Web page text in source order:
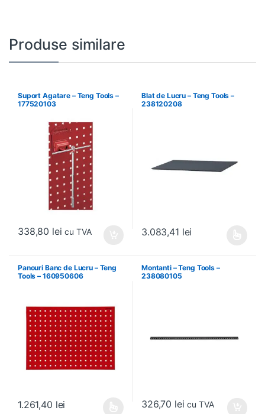
Produse similare
Suport Agatare – Teng Tools –
177520103
338,80 lei cu TVA
Blat de Lucru – Teng Tools –
238120208
3.083,41 lei
Panouri Banc de Lucru – Teng
Tools – 160950606
1.261,40 lei
Montanti – Teng Tools –
238080105
326,70 lei cu TVA